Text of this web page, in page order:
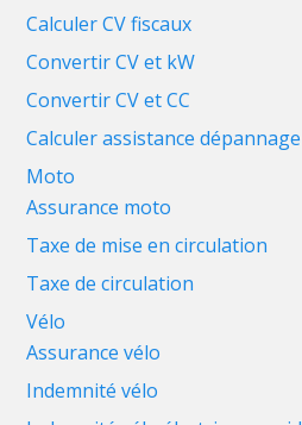
Calculer CV fiscaux
Convertir CV et kW
Convertir CV et CC
Calculer assistance dépannage
Moto
Assurance moto
Taxe de mise en circulation
Taxe de circulation
Vélo
Assurance vélo
Indemnité vélo